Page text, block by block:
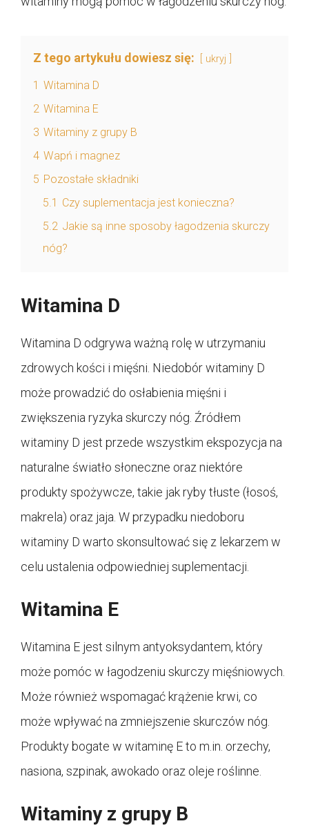
Z tego artykułu dowiesz się: ukryj
1 Witamina D
2 Witamina E
3 Witaminy z grupy B
4 Wapń i magnez
5 Pozostałe składniki
5.1 Czy suplementacja jest konieczna?
5.2 Jakie są inne sposoby łagodzenia skurczy
nóg?
Witamina D
Witamina D odgrywa ważną rolę w utrzymaniu
zdrowych kości i mięśni. Niedobór witaminy D
może prowadzić do osłabienia mięśni i
zwiększenia ryzyka skurczy nóg. Źródłem
witaminy D jest przede wszystkim ekspozycja na
naturalne światło słoneczne oraz niektóre
produkty spożywcze, takie jak ryby tłuste (łosoś,
makrela) oraz jaja. W przypadku niedoboru
witaminy D warto skonsultować się z lekarzem w
celu ustalenia odpowiedniej suplementacji.
Witamina E
Witamina E jest silnym antyoksydantem, który
może pomóc w łagodzeniu skurczy mięśniowych.
Może również wspomagać krążenie krwi, co
może wpływać na zmniejszenie skurczów nóg.
Produkty bogate w witaminę E to m.in. orzechy,
nasiona, szpinak, awokado oraz oleje roślinne.
Witaminy z grupy B